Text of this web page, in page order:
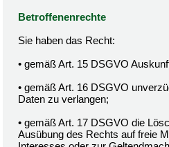
Betroffenenrechte
Sie haben das Recht:
• gemäß Art. 15 DSGVO
• gemäß Art. 16 DSGVO
Daten zu verlangen;
• gemäß Art. 17 DSGVO die
Ausübung des Rechts auf freie